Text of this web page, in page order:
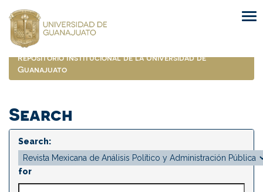
navigation
Repositorio Institucional de la Universidad de
Guanajuato
Search
Search:
for